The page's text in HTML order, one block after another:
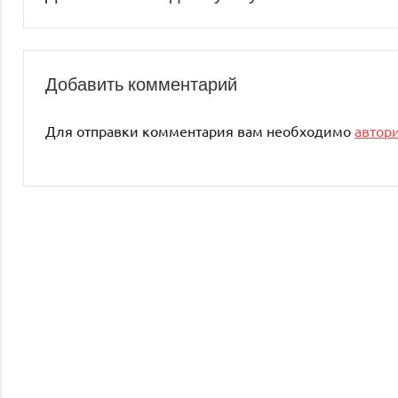
по
записям
Добавить комментарий
Для отправки комментария вам необходимо